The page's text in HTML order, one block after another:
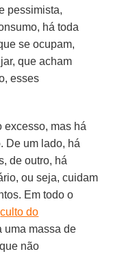
pessimista,
há toda
se ocupam,
que acham
esses
excesso, mas há
De um lado, há
de outro, há
ou seja, cuidam
Em todo o
culto do
uma massa de
não